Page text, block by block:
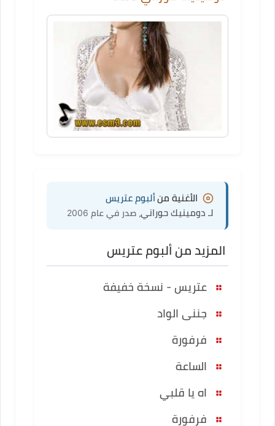
الأغنية منألبوم عتريس
لـ دومينيك حوراني ، صدر في عام 2006
المزيد من ألبوم عتريس
عتريس - نسخة خفيفة
جننى الواد
فرفورة
الساعة
اه يا قلبي
فرفورة